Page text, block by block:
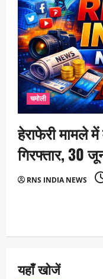
चमोली
हेराफेरी मामले
गिरफ्तार, 30
RNS INDIA NEWS
यहाँ खोजें